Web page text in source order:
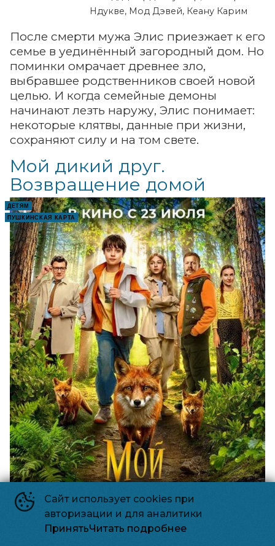
Ндукве, Мод Дэвей, Кеану Карим
После смерти мужа Элис приезжает к его
семье в уединённый загородный дом. Но
поминки омрачает древнее зло,
выбравшее родственников своей новой
целью. И когда семейные демоны
начинают лезть наружу, Элис понимает:
некоторые клятвы, данные при жизни,
сохраняют силу и на том свете.
Мой дикий друг.
Возвращение домой
ДЕТЯМ
ПУШКИНСКАЯ КАРТА
Сайт использует cookies при
авторизации и для аналитики
ПринятьЧитать подробнее